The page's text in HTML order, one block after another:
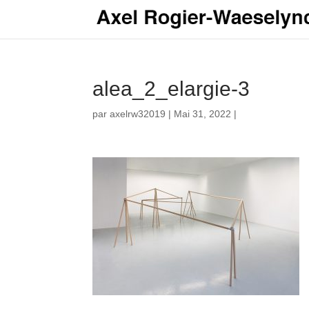
alea_2_elargie-3
paraxelrw32019 | Mai 31, 2022 |